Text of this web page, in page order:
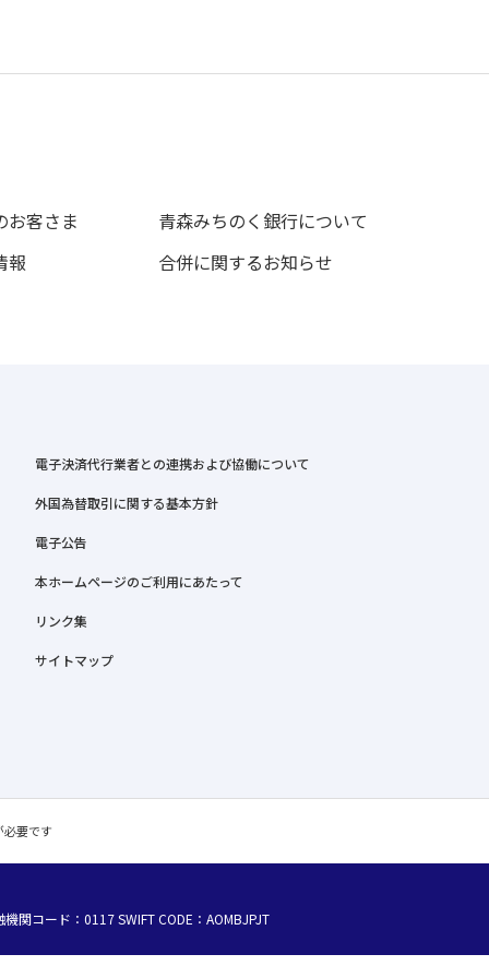
お客さま
青森みちのく銀行について
報
合併に関するお知らせ
電子決済代行業者との連携および協働について
外国為替取引に関する基本方針
電子公告
本ホームページのご利用にあたって
リンク集
サイトマップ
必要です
機関コード：0117SWIFT CODE：AOMBJPJT